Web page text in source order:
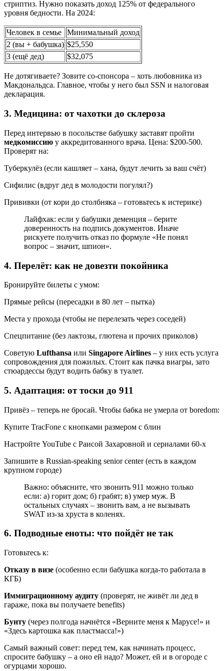
стриптиз. Нужно показать доход 125% от федерального
уровня бедности. На 2024:
Человек в семье
Минимальный доход
2 (вы + бабушка) $25,550
3 (ещё дед)
$32,075
Не дотягиваете? Зовите со-спонсора – хоть любовника из
Макдональдса. Главное, чтобы у него был SSN и налоговая
декларация.
3. Медицина: от чахотки до склероза
Перед интервью в посольстве бабушку заставят пройти
медкомиссию у аккредитованного врача. Цена: $200-500.
Проверят на:
Туберкулёз (если кашляет – хана, будут лечить за ваш счёт)
Сифилис (вдруг дед в молодости погулял?)
Прививки (от кори до столбняка – готовьтесь к истерике)
Лайфхак: если у бабушки деменция – берите
доверенность на подпись документов. Иначе
рискуете получить отказ по формуле «Не понял
вопрос – значит, шпион».
4. Перелёт: как не довезти покойника
Бронируйте билеты с умом:
Прямые рейсы (пересадки в 80 лет – пытка)
Места у прохода (чтобы не перелезать через соседей)
Спецпитание (без лактозы, глютена и прочих приколов)
Советую Lufthansa или Singapore Airlines – у них есть услуга
сопровождения для пожилых. Стоит как пачка виагры, зато
стюардессы будут водить бабку в туалет.
5. Адаптация: от тоски до 911
Привёз – теперь не бросай. Чтобы бабка не умерла от boredom:
Купите TracFone с кнопками размером с блин
Настройте YouTube с Раисой Захаровной и сериалами 60-х
Запишите в Russian-speaking senior center (есть в каждом
крупном городе)
Важно: объясните, что звонить 911 можно только
если: а) горит дом; б) грабят; в) умер муж. В
остальных случаях – звонить вам, а не вызывать
SWAT из-за хруста в коленях.
6. Подводные еноты: что пойдёт не так
Готовьтесь к:
Отказу в визе (особенно если бабушка когда-то работала в
КГБ)
Иммиграционному аудиту (проверят, не живёт ли дед в
гараже, пока вы получаете benefits)
Бунту (через полгода начнётся «Верните меня к Марусе!» и
«Здесь картошка как пластмасса!»)
Самый важный совет: перед тем, как начинать процесс,
спросите бабушку – а оно ей надо? Может, ей и в огороде с
огурцами хорошо.